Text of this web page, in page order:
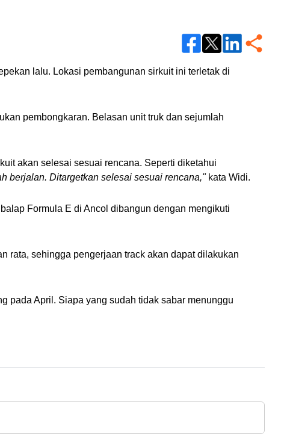
lalu. Lokasi pembangunan sirkuit ini terletak di
pembongkaran. Belasan unit truk dan sejumlah
akan selesai sesuai rencana. Seperti diketahui
berjalan. Ditargetkan selesai sesuai rencana," kata Widi.
Formula E di Ancol dibangun dengan mengikuti
rata, sehingga pengerjaan track akan dapat dilakukan
pada April. Siapa yang sudah tidak sabar menunggu